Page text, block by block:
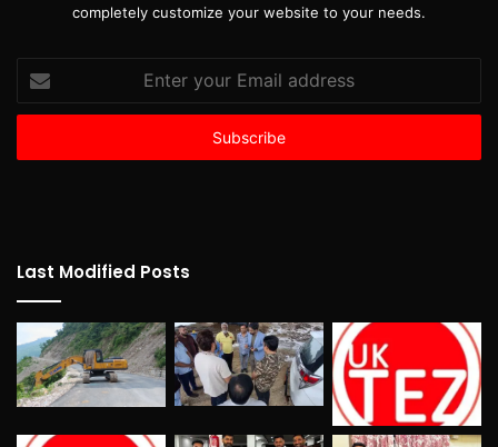
completely customize your website to your needs.
Enter
your
Email
Last Modified Posts